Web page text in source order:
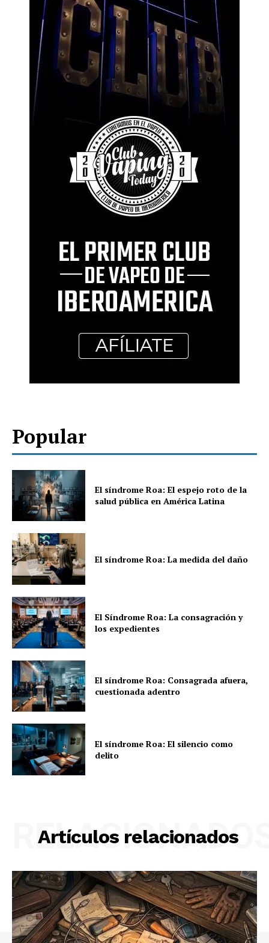
Popular
El síndrome Roa: El espejo roto de la
salud pública en América Latina
El síndrome Roa: La medida del daño
El Síndrome Roa: La consagración y
los expedientes
El síndrome Roa: Consagrada afuera,
cuestionada adentro
El síndrome Roa: El silencio como
delito
Artículos relacionados